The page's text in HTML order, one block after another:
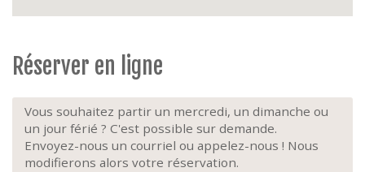
Réserver en ligne
Vous souhaitez partir un mercredi, un dimanche ou
un jour férié ? C'est possible sur demande.
Envoyez-nous un courriel ou appelez-nous ! Nous
modifierons alors votre réservation.